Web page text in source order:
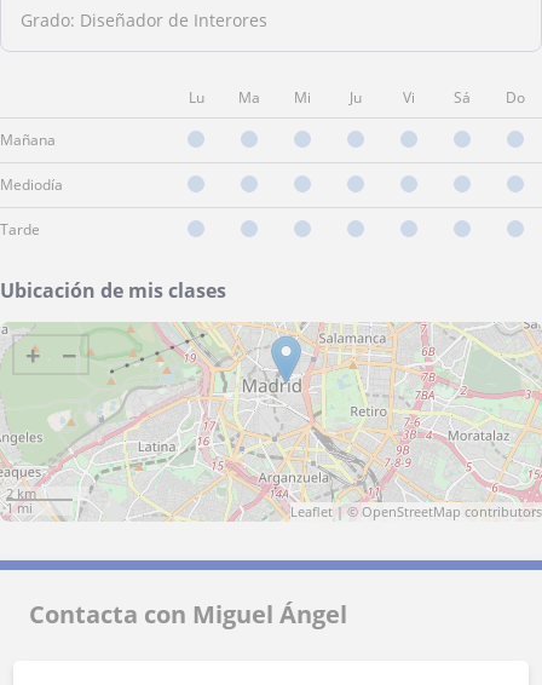
Grado: Diseñador de Interores
Lu Ma Mi Ju Vi Sá Do
Mañana
Mediodía
Tarde
Ubicación de mis clases
+ −
2 km
1 mi
Leaflet | © OpenStreetMap contributors
Contacta con Miguel Ángel